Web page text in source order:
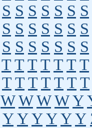
S S S S S S S
S S S S S S S
S S S S S S S
T T T T T T T
T T T T T T T
W W W W Y
Y Y Y Y Y Y